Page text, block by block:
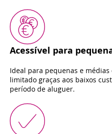
Acessível para
Ideal para pequenas e
limitado graças aos baixos
período de aluguer.